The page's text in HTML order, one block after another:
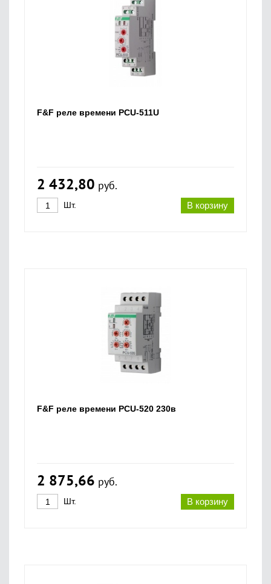
F&F реле времени PCU-511U
2 432,80 руб.
В корзину
Шт.
F&F реле времени PCU-520 230в
2 875,66 руб.
В корзину
Шт.